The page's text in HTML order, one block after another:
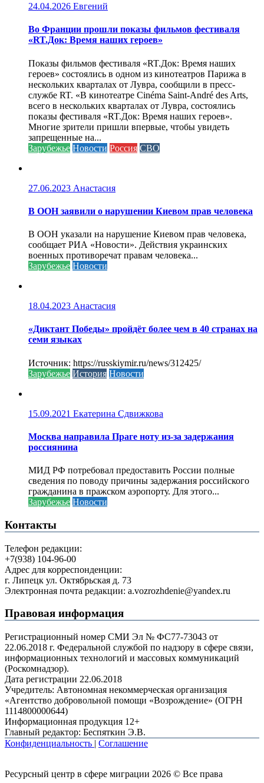
24.04.2026 Евгений
Во Франции прошли показы фильмов фестиваля
«RT.Док: Время наших героев»
Показы фильмов фестиваля «RT.Док: Время наших
героев» состоялись в одном из кинотеатров Парижа в
нескольких кварталах от Лувра, сообщили в пресс-
службе RT. «В кинотеатре Cinéma Saint-André des Arts,
всего в нескольких кварталах от Лувра, состоялись
показы фестиваля «RT.Док: Время наших героев».
Многие зрители пришли впервые, чтобы увидеть
запрещенные на...
Зарубежье Новости Россия СВО
27.06.2023 Анастасия
В ООН заявили о нарушении Киевом прав человека
В ООН указали на нарушение Киевом прав человека,
сообщает РИА «Новости». Действия украинских
военных противоречат правам человека...
Зарубежье Новости
18.04.2023 Анастасия
«Диктант Победы» пройдёт более чем в 40 странах на
семи языках
Источник: https://russkiymir.ru/news/312425/
Зарубежье История Новости
15.09.2021 Екатерина Сдвижкова
Москва направила Праге ноту из-за задержания
россиянина
МИД РФ потребовал предоставить России полные
сведения по поводу причины задержания российского
гражданина в пражском аэропорту. Для этого...
Зарубежье Новости
Контакты
Телефон редакции:
+7(938) 104-96-00
Адрес для корреспонденции:
г. Липецк ул. Октябрьская д. 73
Электронная почта редакции: a.vozrozhdenie@yandex.ru
Правовая информация
Регистрационный номер СМИ Эл № ФС77-73043 от
22.06.2018 г. Федеральной службой по надзору в сфере связи,
информационных технологий и массовых коммуникаций
(Роскомнадзор).
Дата регистрации 22.06.2018
Учредитель: Автономная некоммерческая организация
«Агентство добровольной помощи «Возрождение» (ОГРН
1114800000644)
Информационная продукция 12+
Главный редактор: Беспяткин Э.В.
Конфиденциальность | Соглашение
Ресурсный центр в сфере миграции 2026 © Все права